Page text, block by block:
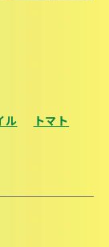
ル トマト